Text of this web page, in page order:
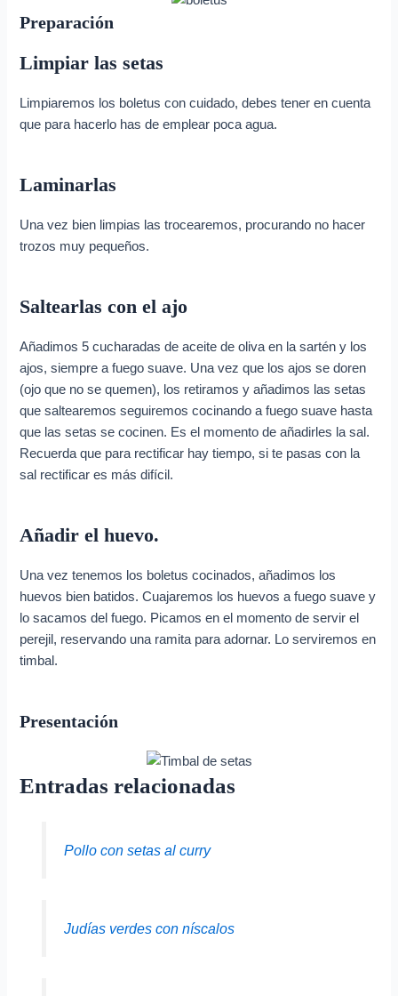
Preparación
Limpiar las setas
Limpiaremos los boletus con cuidado, debes tener en cuenta
que para hacerlo has de emplear poca agua.
Laminarlas
Una vez bien limpias las trocearemos, procurando no hacer
trozos muy pequeños.
Saltearlas con el ajo
Añadimos 5 cucharadas de aceite de oliva en la sartén y los
ajos, siempre a fuego suave. Una vez que los ajos se doren
(ojo que no se quemen), los retiramos y añadimos las setas
que saltearemos seguiremos cocinando a fuego suave hasta
que las setas se cocinen. Es el momento de añadirles la sal.
Recuerda que para rectificar hay tiempo, si te pasas con la
sal rectificar es más difícil.
Añadir el huevo.
Una vez tenemos los boletus cocinados, añadimos los
huevos bien batidos. Cuajaremos los huevos a fuego suave y
lo sacamos del fuego. Picamos en el momento de servir el
perejil, reservando una ramita para adornar. Lo serviremos en
timbal.
Presentación
Entradas relacionadas
Pollo con setas al curry
Judías verdes con níscalos